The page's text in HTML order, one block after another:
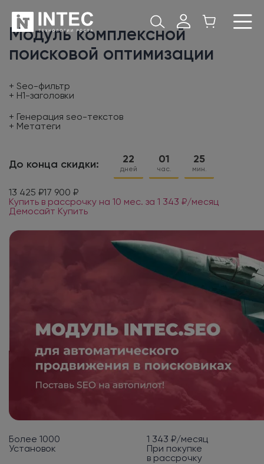
Модуль комплексной
поисковой оптимизации
+ Seo-фильтр
+ H1-заголовки
+ Генерация seo-текстов
+ Метатеги
До конца скидки: 22
дней
01
час.
25
мин.
13 425 ₽17 900 ₽
Купить в рассрочку на 10 мес. за 1 343 ₽/месяц
Демосайт Купить
Более 1000
Установок
1 343 ₽/месяц
При покупке
в рассрочку